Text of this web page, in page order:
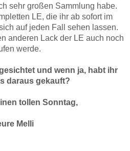
sehr großen Sammlung habe.
LE, die ihr ab sofort im
auf jeden Fall sehen lassen.
anderen Lack der LE auch noch
werde.
und wenn ja, habt ihr
daraus gekauft?
tollen Sonntag,
Melli